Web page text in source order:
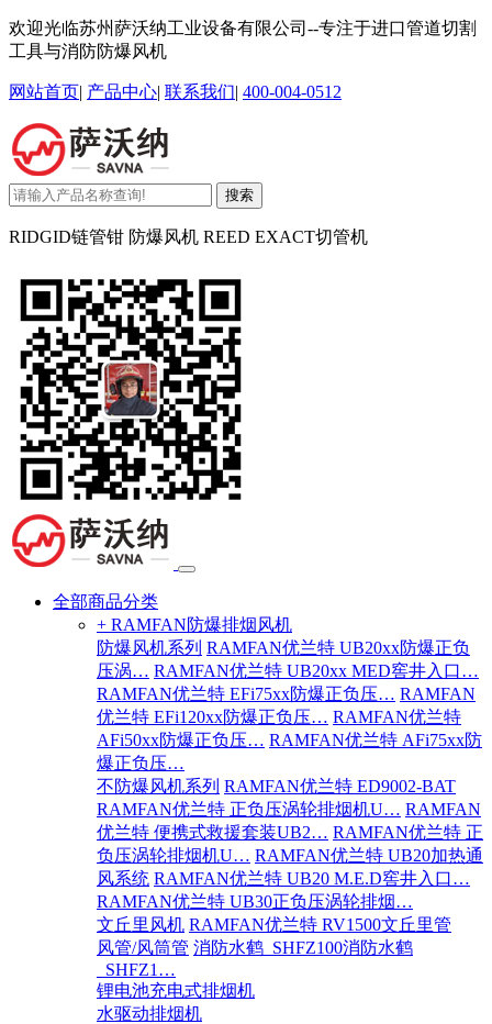
欢迎光临苏州萨沃纳工业设备有限公司--专注于进口管道切割
工具与消防防爆风机
网站首页| 产品中心| 联系我们| 400-004-0512
搜索
RIDGID链管钳 防爆风机 REED EXACT切管机
全部商品分类
+ RAMFAN防爆排烟风机
防爆风机系列 RAMFAN优兰特 UB20xx防爆正负
压涡… RAMFAN优兰特 UB20xx MED窖井入口…
RAMFAN优兰特 EFi75xx防爆正负压… RAMFAN
优兰特 EFi120xx防爆正负压… RAMFAN优兰特
AFi50xx防爆正负压… RAMFAN优兰特 AFi75xx防
爆正负压…
不防爆风机系列 RAMFAN优兰特 ED9002-BAT
RAMFAN优兰特 正负压涡轮排烟机U… RAMFAN
优兰特 便携式救援套装UB2… RAMFAN优兰特 正
负压涡轮排烟机U… RAMFAN优兰特 UB20加热通
风系统 RAMFAN优兰特 UB20 M.E.D窖井入口…
RAMFAN优兰特 UB30正负压涡轮排烟…
文丘里风机 RAMFAN优兰特 RV1500文丘里管
风管/风筒管 消防水鹤_SHFZ100消防水鹤
_SHFZ1…
锂电池充电式排烟机
水驱动排烟机